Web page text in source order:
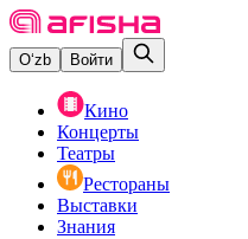
O‘zb Войти
Кино
Концерты
Театры
Рестораны
Выставки
Знания